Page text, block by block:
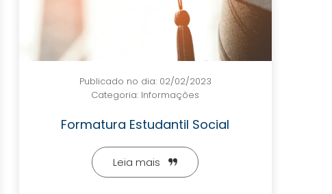
Publicado no dia: 02/02/2023
Categoria: Informações
Formatura Estudantil Social
Leia mais